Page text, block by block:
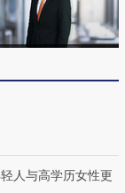
人与高学历女性更